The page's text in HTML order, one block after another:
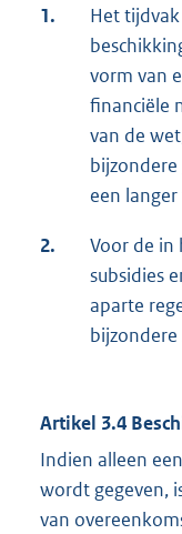
1.
Het
vorm van
financiële
van de
een
2.
Voor de in
subsidies
aparte
Artikel 3.4
Indien alleen
wordt gegeven,
van